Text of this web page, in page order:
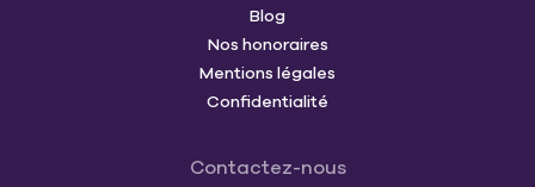
Blog
Nos honoraires
Mentions légales
Confidentialité
Contactez-nous